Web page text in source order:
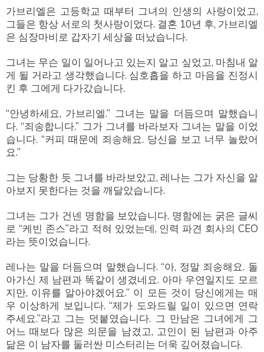
가브리엘은 고등학교 때부터 그녀의 인생의 사랑이었고,
그들은 항상 서로의 첫사랑이었다. 결혼 10년 후, 가브리엘
은 심장마비로 갑자기 세상을 떠났습니다.
그녀는 무슨 일이 일어나고 있는지 알고 싶었고, 마침내 알
게 될 거라고 생각했습니다. 심호흡을 하고 마음을 진정시
킨 후 그에게 다가갔습니다.
“안녕하세요, 가브리엘.” 그녀는 말을 더듬으며 말했습니
다. “죄송합니다.” 그가 그녀를 바라보자 그녀는 말을 이었
습니다. “커피 때문에 죄송해요. 당신을 보고 너무 놀랐어
요.”
그는 당황한 듯 그녀를 바라보았고, 레나는 그가 자신을 알
아보지 못한다는 것을 깨달았습니다.
그녀는 그가 건넨 명함을 보았습니다. 명함에는 굵은 글씨
로 “케빈 존스”라고 적혀 있었는데, 인력 파견 회사의 CEO
라는 뜻이었습니다.
레나는 말을 더듬으며 말했습니다. “아, 정말 죄송해요. 돌
아가신 제 남편과 똑같이 생겼네요. 아마 우연일지도 모르
지만, 이유를 알아야겠어요.” 이 모든 것이 당신에게는 매
우 이상하게 보입니다. “제가 도와드릴 일이 있으면 연락
주세요.”라고 그는 덧붙였습니다. 그 만남은 그녀에게 그
어느 때보다 많은 의문을 남겼고, 고인이 된 남편과 아주
닮은 이 남자를 둘러싼 미스터리는 더욱 깊어졌습니다.